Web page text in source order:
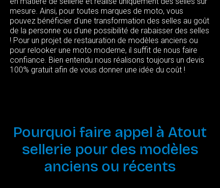
mesure. Ainsi, pour toutes marques de moto, vous
pouvez bénéficier d'une transformation des selles au goût
de la personne ou d'une possibilité de rabaisser des selles
! Pour un projet de restauration de modèles anciens ou
pour relooker une moto moderne, il suffit de nous faire
confiance. Bien entendu nous réalisons toujours un devis
100% gratuit afin de vous donner une idée du coût !
Pourquoi faire appel à Atout
sellerie pour des modèles
anciens ou récents